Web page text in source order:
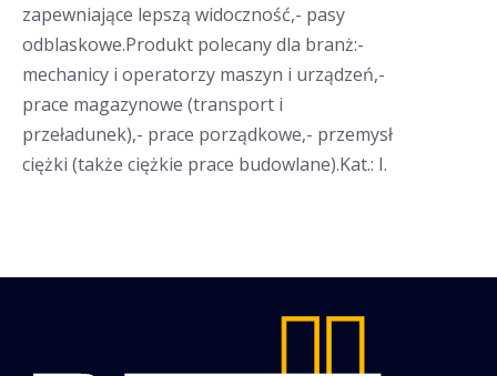
zapewniające lepszą widoczność,- pasy
odblaskowe.Produkt polecany dla branż:-
mechanicy i operatorzy maszyn i urządzeń,-
prace magazynowe (transport i
przeładunek),- prace porządkowe,- przemysł
ciężki (także ciężkie prace budowlane).Kat.: I.